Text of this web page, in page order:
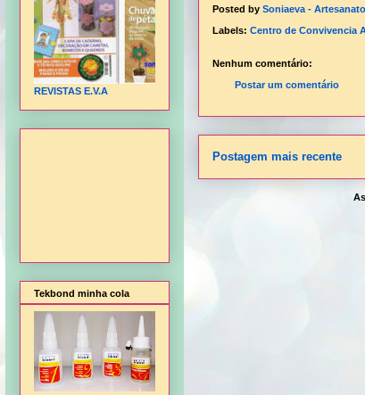
Posted by Soniaeva -
Labels: Centro de Convivencia
Nenhum comentário:
Postar um comentário
Postagem mais recente
REVISTAS E.V.A
Tekbond minha cola